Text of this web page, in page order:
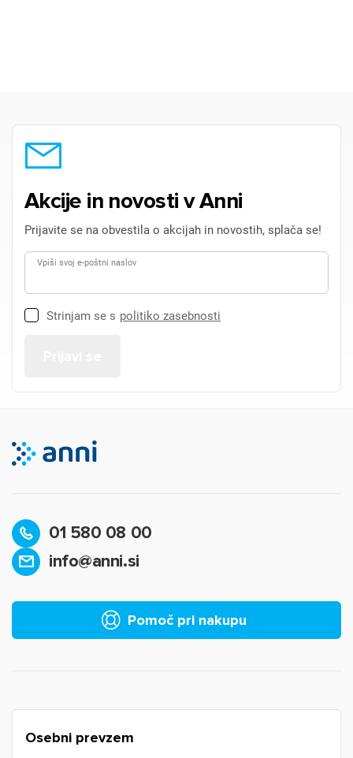
Akcije in novosti v Anni
Prijavite se na obvestila o akcijah in novostih, splača se!
Vpiši svoj e-poštni naslov
Strinjam se s politiko zasebnosti
01 580 08 00
info@anni.si
Pomoč pri nakupu
Osebni prevzem